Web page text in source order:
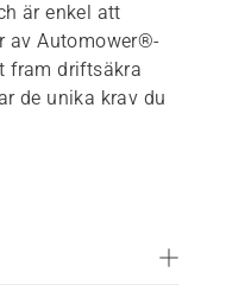
är enkel att
av Automower®-
fram driftsäkra
de unika krav du